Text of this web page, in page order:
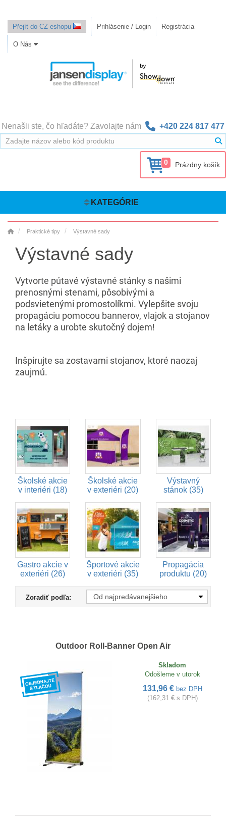
Přejít do CZ eshopu Prihlásenie / Login Registrácia
O Nás
Nenašli ste, čo hľadáte? Zavolajte nám +420 224 817 477
0 Prázdny košík
KATEGÓRIE
Praktické tipy Výstavné sady
Výstavné sady
Vytvorte pútavé výstavné stánky s našimi
prenosnými stenami, pôsobivými a
podsvietenými promostolíkmi. Vylepšite svoju
propagáciu pomocou bannerov, vlajok a stojanov
na letáky a urobte skutočný dojem!
Inšpirujte sa zostavami stojanov, ktoré naozaj
zaujmú.
Školské akcie
v interiéri (18)
Školské akcie
v exteriéri (20)
Výstavný
stánok (35)
Gastro akcie v
exteriéri (26)
Športové akcie
v exteriéri (35)
Propagácia
produktu (20)
Zoradiť podľa:
Outdoor Roll-Banner Open Air
Skladom
Odošleme v utorok
131,96 € bez DPH
(162,31 € s DPH)